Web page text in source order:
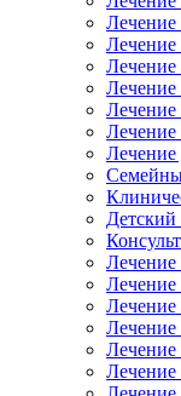
Лечение
Лечение
Лечение
Лечение
Лечение
Лечение
Детский
Лечение
Лечение
Лечение
Лечение
Лечение